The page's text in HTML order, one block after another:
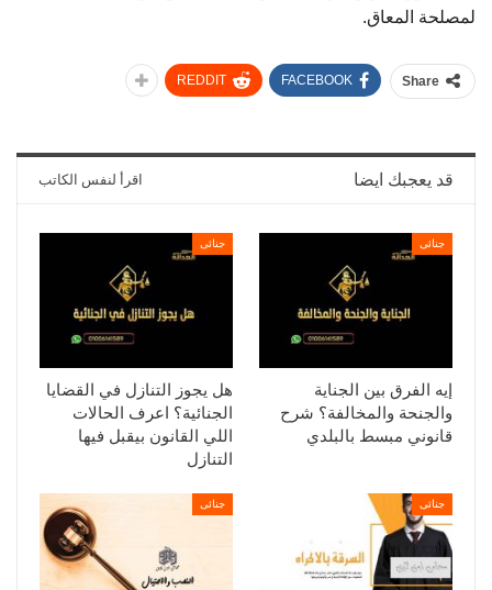
لمصلحة المعاق.
Share
FACEBOOK
REDDIT
قد يعجبك ايضا اقرأ لنفس الكاتب
جنائى
إيه الفرق بين الجناية
والجنحة والمخالفة؟ شرح
قانوني مبسط بالبلدي
جنائى
هل يجوز التنازل في القضايا
الجنائية؟ اعرف الحالات
اللي القانون بيقبل فيها
التنازل
جنائى جنائى